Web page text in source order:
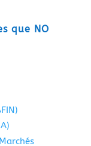
que NO